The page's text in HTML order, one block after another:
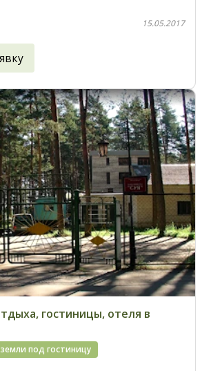
15.05.2017
гостиницы, отеля в
под гостиницу